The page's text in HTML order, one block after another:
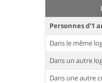
Personnes d'1
Dans le même
Dans un autre
Dans une autre